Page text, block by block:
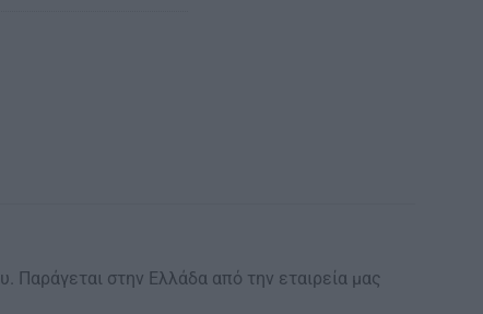
Παράγεται στην Ελλάδα από την εταιρεία μας